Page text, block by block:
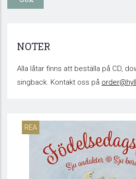
NOTER
Alla låtar finns att beställa på CD,
singback. Kontakt oss på
REA